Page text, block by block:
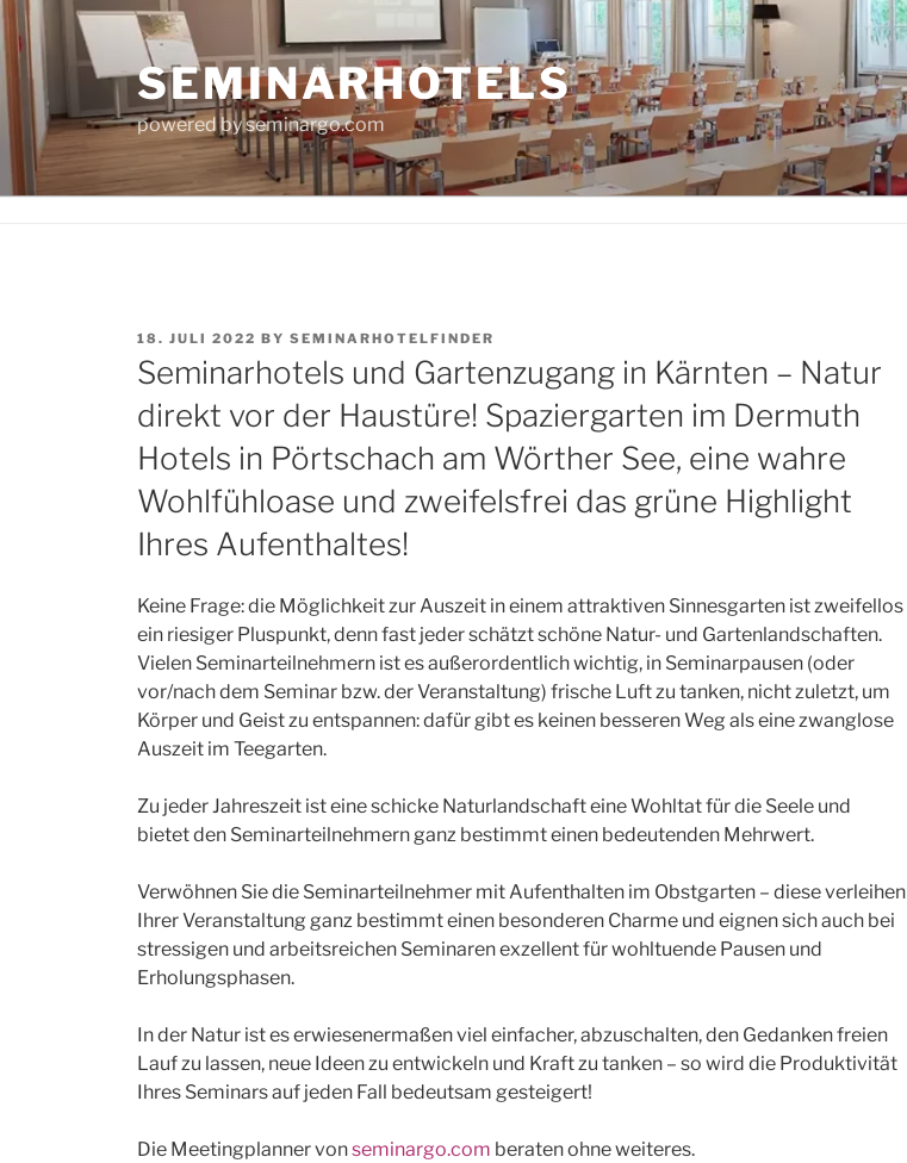
Skip
to
content
SEMINARHOTELS
powered by seminargo.com
POSTED
ON
18. JULI 2022 BYSEMINARHOTELFINDER
Seminarhotels und Gartenzugang in Kärnten – Natur
direkt vor der Haustüre! Spaziergarten im Dermuth
Hotels in Pörtschach am Wörther See, eine wahre
Wohlfühloase und zweifelsfrei das grüne Highlight
Ihres Aufenthaltes!
Keine Frage: die Möglichkeit zur Auszeit in einem attraktiven Sinnesgarten ist zweifellos
ein riesiger Pluspunkt, denn fast jeder schätzt schöne Natur- und Gartenlandschaften.
Vielen Seminarteilnehmern ist es außerordentlich wichtig, in Seminarpausen (oder
vor/nach dem Seminar bzw. der Veranstaltung) frische Luft zu tanken, nicht zuletzt, um
Körper und Geist zu entspannen: dafür gibt es keinen besseren Weg als eine zwanglose
Auszeit im Teegarten.
Zu jeder Jahreszeit ist eine schicke Naturlandschaft eine Wohltat für die Seele und
bietet den Seminarteilnehmern ganz bestimmt einen bedeutenden Mehrwert.
Verwöhnen Sie die Seminarteilnehmer mit Aufenthalten im Obstgarten – diese verleihen
Ihrer Veranstaltung ganz bestimmt einen besonderen Charme und eignen sich auch bei
stressigen und arbeitsreichen Seminaren exzellent für wohltuende Pausen und
Erholungsphasen.
In der Natur ist es erwiesenermaßen viel einfacher, abzuschalten, den Gedanken freien
Lauf zu lassen, neue Ideen zu entwickeln und Kraft zu tanken – so wird die Produktivität
Ihres Seminars auf jeden Fall bedeutsam gesteigert!
Die Meetingplanner vonseminargo.com beraten ohne weiteres.